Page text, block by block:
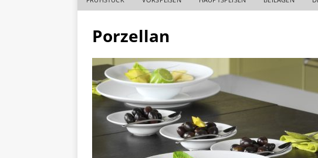
Porzellan